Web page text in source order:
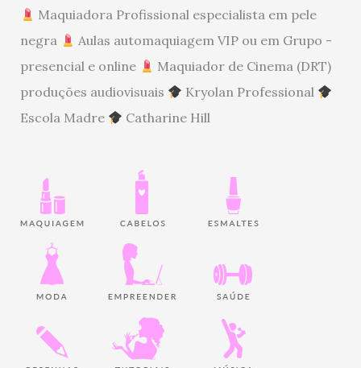
Maquiadora Profissional especialista em pele
negra
Aulas automaquiagem VIP ou em Grupo -
presencial e online
Maquiador de Cinema (DRT)
produções audiovisuais
Kryolan Professional
Escola Madre
Catharine Hill